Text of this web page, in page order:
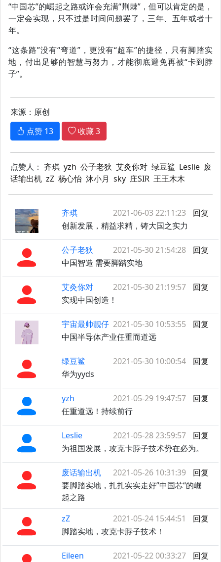
“中国芯”的崛起之路或许会充满“荆棘”，但可以肯定的是，
一定会实现，只不过是时间问题罢了，三年、五年或者十
年。
“这条路”没有“弯道”，更没有“超车”的捷径，只有脚踏实
地，付出足够的智慧与努力，才能彻底避免再被“卡到脖
子”。
来源：原创
点赞 13 收藏3
点赞人： 齐琪 yzh 公子老狄 艾灸你对 绿豆鲨 Leslie 废
话输出机 zZ 杨心怡 沐小月 sky 庄SIR 王王木木
齐琪 回复
2021-06-03 22:11:23
创新发展，精益求精，铸大国之实力
公子老狄 回复
2021-05-30 21:54:28
中国智造 需要脚踏实地
艾灸你对 回复
2021-05-30 21:19:57
实现中国创造！
宇宙最帅靓仔 回复
2021-05-30 10:53:55
中国半导体产业任重而道远
绿豆鲨 回复
2021-05-30 10:00:54
华为yyds
yzh 回复
2021-05-29 19:47:57
任重道远！持续前行
Leslie 回复
2021-05-28 23:59:57
为祖国发展，攻克卡脖子技术势在必为。
废话输出机 回复
2021-05-26 10:31:39
要脚踏实地，扎扎实实走好”中国芯“的崛
起之路
zZ
回复
2021-05-24 15:44:51
脚踏实地，攻克卡脖子技术！
Eileen 回复
2021-05-22 00:33:27